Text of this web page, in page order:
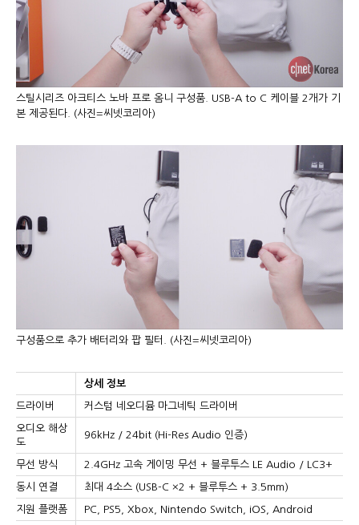
스틸시리즈 아크티스 노바 프로 옴니 구성품. USB-A to C 케이블 2개가 기
본 제공된다. (사진=씨넷코리아)
구성품으로 추가 배터리와 팝 필터. (사진=씨넷코리아)
상세 정보
드라이버 커스텀 네오디뮴 마그네틱 드라이버
오디오 해상
도
96kHz / 24bit (Hi-Res Audio 인증)
무선 방식 2.4GHz 고속 게이밍 무선 + 블루투스 LE Audio / LC3+
동시 연결 최대 4소스 (USB-C ×2 + 블루투스 + 3.5mm)
지원 플랫폼 PC, PS5, Xbox, Nintendo Switch, iOS, Android